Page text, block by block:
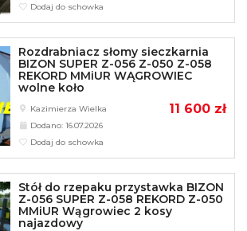
Dodaj do schowka
Rozdrabniacz słomy sieczkarnia
BIZON SUPER Z-056 Z-050 Z-058
REKORD MMiUR WĄGROWIEC
wolne koło
11 600 zł
Kazimierza Wielka
Dodano: 16.07.2026
Dodaj do schowka
Stół do rzepaku przystawka BIZON
Z-056 SUPER Z-058 REKORD Z-050
MMiUR Wągrowiec 2 kosy
najazdowy